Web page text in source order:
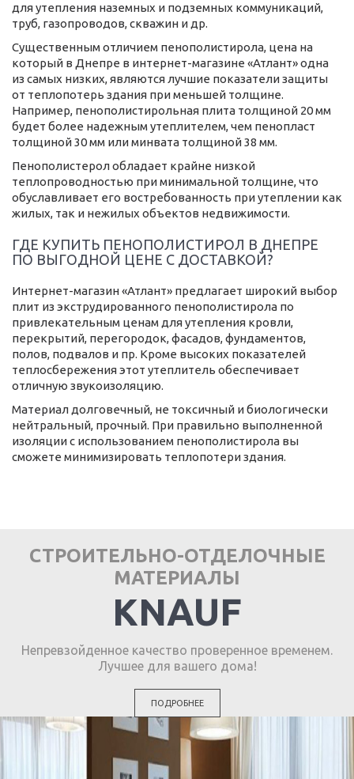
для утепления наземных и подземных коммуникаций,
труб, газопроводов, скважин и др.
Существенным отличием пенополистирола, цена на
который в Днепре в интернет-магазине «Атлант» одна
из самых низких, являются лучшие показатели защиты
от теплопотерь здания при меньшей толщине.
Например, пенополистирольная плита толщиной 20 мм
будет более надежным утеплителем, чем пенопласт
толщиной 30 мм или минвата толщиной 38 мм.
Пенополистерол обладает крайне низкой
теплопроводностью при минимальной толщине, что
обуславливает его востребованность при утеплении как
жилых, так и нежилых объектов недвижимости.
ГДЕ КУПИТЬ ПЕНОПОЛИСТИРОЛ В ДНЕПРЕ
ПО ВЫГОДНОЙ ЦЕНЕ С ДОСТАВКОЙ?
Интернет-магазин «Атлант» предлагает широкий выбор
плит из экструдированного пенополистирола по
привлекательным ценам для утепления кровли,
перекрытий, перегородок, фасадов, фундаментов,
полов, подвалов и пр. Кроме высоких показателей
теплосбережения этот утеплитель обеспечивает
отличную звукоизоляцию.
Материал долговечный, не токсичный и биологически
нейтральный, прочный. При правильно выполненной
изоляции с использованием пенополистирола вы
сможете минимизировать теплопотери здания.
СТРОИТЕЛЬНО-ОТДЕЛОЧНЫЕ
МАТЕРИАЛЫ
KNAUF
Непревзойденное качество проверенное временем.
Лучшее для вашего дома!
ПОДРОБНЕЕ